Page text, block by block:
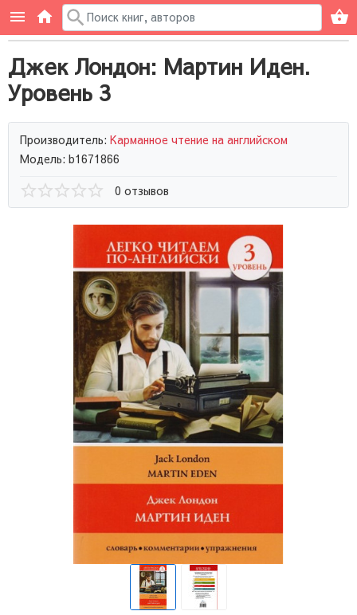
Джек Лондон: Мартин Иден.
Уровень 3
Производитель: Карманное чтение на английском
Модель: b1671866
0 отзывов